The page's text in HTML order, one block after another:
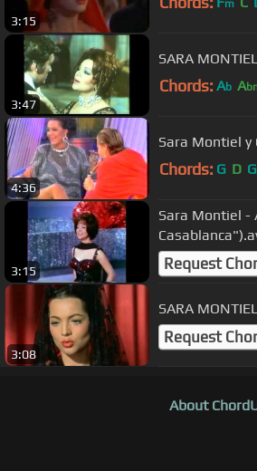
3:15
m
3:47
SARA
Chords: Ab A
4:36
Sara Montiel y
Chords: G D G
3:15
Sara Montiel -
Request
3:08
SARA
Request
About